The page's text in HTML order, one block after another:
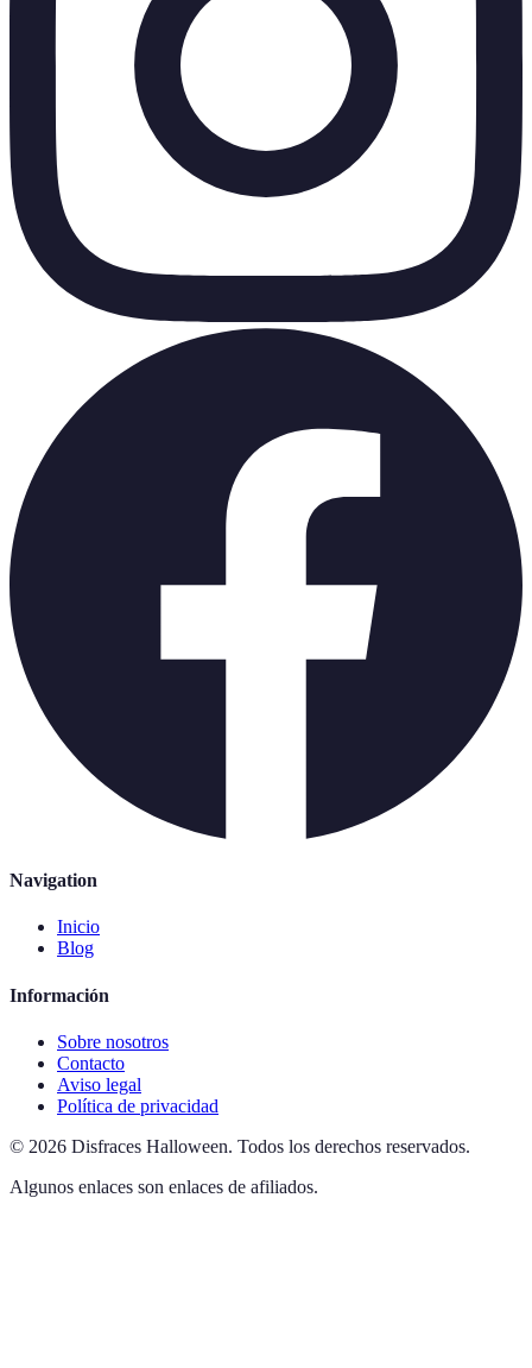
Navigation
Inicio
Blog
Información
Sobre nosotros
Contacto
Aviso legal
Política de privacidad
© 2026 Disfraces Halloween. Todos los derechos reservados.
Algunos enlaces son enlaces de afiliados.